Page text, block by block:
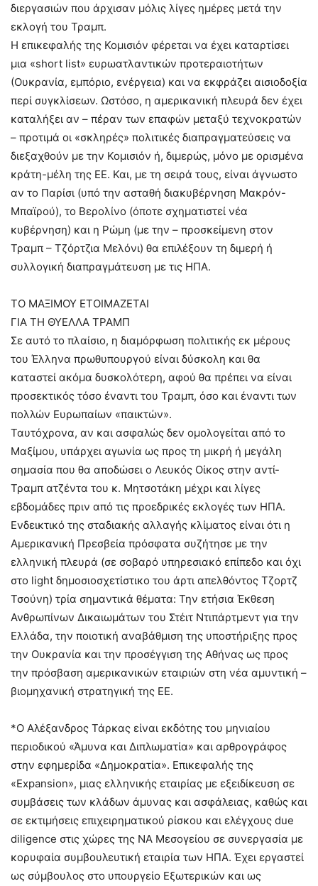
διεργασιών που άρχισαν μόλις λίγες ημέρες μετά την
εκλογή του Τραμπ.
Η επικεφαλής της Κομισιόν φέρεται να έχει καταρτίσει
μια «short list» ευρωατλαντικών προτεραιοτήτων
(Ουκρανία, εμπόριο, ενέργεια) και να εκφράζει αισιοδοξία
περί συγκλίσεων. Ωστόσο, η αμερικανική πλευρά δεν έχει
καταλήξει αν – πέραν των επαφών μεταξύ τεχνοκρατών
– προτιμά οι «σκληρές» πολιτικές διαπραγματεύσεις να
διεξαχθούν με την Κομισιόν ή, διμερώς, μόνο με ορισμένα
κράτη-μέλη της ΕΕ. Και, με τη σειρά τους, είναι άγνωστο
αν το Παρίσι (υπό την ασταθή διακυβέρνηση Μακρόν-
Μπαϊρού), το Βερολίνο (όποτε σχηματιστεί νέα
κυβέρνηση) και η Ρώμη (με την – προσκείμενη στον
Τραμπ – Τζόρτζια Μελόνι) θα επιλέξουν τη διμερή ή
συλλογική διαπραγμάτευση με τις ΗΠΑ.
ΤΟ ΜΑΞΙΜΟΥ ΕΤΟΙΜΑΖΕΤΑΙ
ΓΙΑ ΤΗ ΘΥΕΛΛΑ ΤΡΑΜΠ
Σε αυτό το πλαίσιο, η διαμόρφωση πολιτικής εκ μέρους
του Έλληνα πρωθυπουργού είναι δύσκολη και θα
καταστεί ακόμα δυσκολότερη, αφού θα πρέπει να είναι
προσεκτικός τόσο έναντι του Τραμπ, όσο και έναντι των
πολλών Ευρωπαίων «παικτών».
Ταυτόχρονα, αν και ασφαλώς δεν ομολογείται από το
Μαξίμου, υπάρχει αγωνία ως προς τη μικρή ή μεγάλη
σημασία που θα αποδώσει ο Λευκός Οίκος στην αντί-
Τραμπ ατζέντα του κ. Μητσοτάκη μέχρι και λίγες
εβδομάδες πριν από τις προεδρικές εκλογές των ΗΠΑ.
Ενδεικτικό της σταδιακής αλλαγής κλίματος είναι ότι η
Αμερικανική Πρεσβεία πρόσφατα συζήτησε με την
ελληνική πλευρά (σε σοβαρό υπηρεσιακό επίπεδο και όχι
στο light δημοσιοσχετίστικο του άρτι απελθόντος Τζορτζ
Τσούνη) τρία σημαντικά θέματα: Την ετήσια Έκθεση
Ανθρωπίνων Δικαιωμάτων του Στέιτ Ντιπάρτμεντ για την
Ελλάδα, την ποιοτική αναβάθμιση της υποστήριξης προς
την Ουκρανία και την προσέγγιση της Αθήνας ως προς
την πρόσβαση αμερικανικών εταιριών στη νέα αμυντική –
βιομηχανική στρατηγική της ΕΕ.
*Ο Αλέξανδρος Τάρκας είναι εκδότης του μηνιαίου
περιοδικού «Άμυνα και Διπλωματία» και αρθρογράφος
στην εφημερίδα «Δημοκρατία». Επικεφαλής της
«Expansion», μιας ελληνικής εταιρίας με εξειδίκευση σε
συμβάσεις των κλάδων άμυνας και ασφάλειας, καθώς και
σε εκτιμήσεις επιχειρηματικού ρίσκου και ελέγχους due
diligence στις χώρες της ΝΑ Μεσογείου σε συνεργασία με
κορυφαία συμβουλευτική εταιρία των ΗΠΑ. Έχει εργαστεί
ως σύμβουλος στο υπουργείο Εξωτερικών και ως